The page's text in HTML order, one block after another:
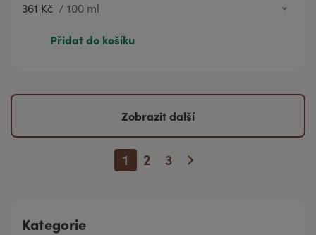
361 Kč / 100 ml
361 Kč
100 ml
Přidat do košíku
Zobrazit další
1 2 3
Kategorie